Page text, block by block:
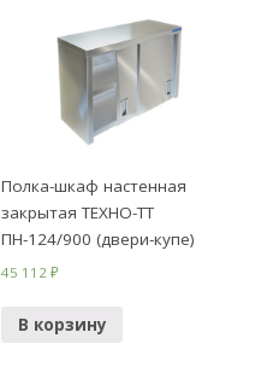
Полка-шкаф настенная
закрытая ТЕХНО-ТТ
ПН-124/900 (двери-купе)
45 112₽
В корзину